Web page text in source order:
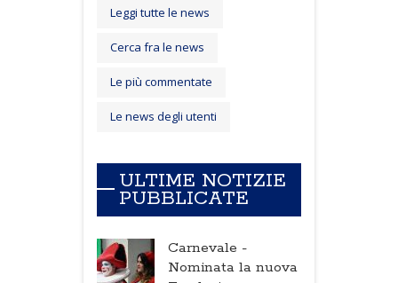
Leggi tutte le news
Cerca fra le news
Le più commentate
Le news degli utenti
ULTIME NOTIZIE
PUBBLICATE
Carnevale -
Nominata la nuova